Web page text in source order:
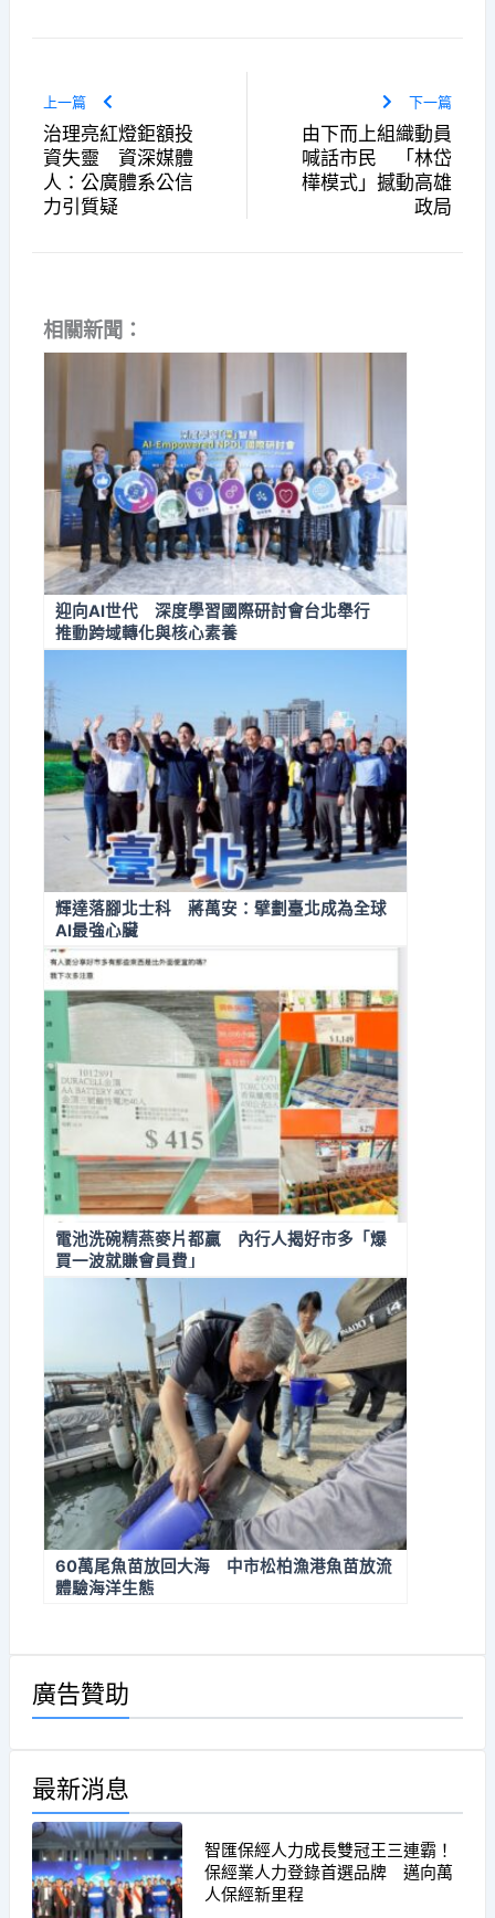
上一篇
治理亮紅燈鉅額投
資失靈 資深媒體
人：公廣體系公信
力引質疑
下一篇
由下而上組織動員
喊話市民 「林岱
樺模式」撼動高雄
政局
相關新聞：
迎向AI世代 深度學習國際研討會台北舉行
推動跨域轉化與核心素養
輝達落腳北士科 蔣萬安：擘劃臺北成為全球
AI最強心臟
電池洗碗精燕麥片都贏 內行人揭好市多「爆
買一波就賺會員費」
60萬尾魚苗放回大海 中市松柏漁港魚苗放流
體驗海洋生態
廣告贊助
最新消息
智匯保經人力成長雙冠王三連霸！
保經業人力登錄首選品牌 邁向萬
人保經新里程